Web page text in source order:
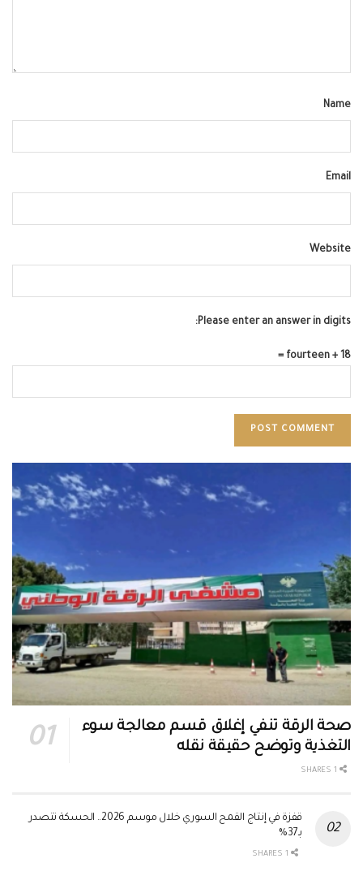
Name
Email
Website
Please enter an answer in digits:
fourteen + 18 =
صحة الرقة تنفي إغلاق قسم معالجة سوء
التغذية وتوضح حقيقة نقله
قفزة في إنتاج القمح السوري خلال موسم 2026.. الحسكة تتصدر
بـ37%